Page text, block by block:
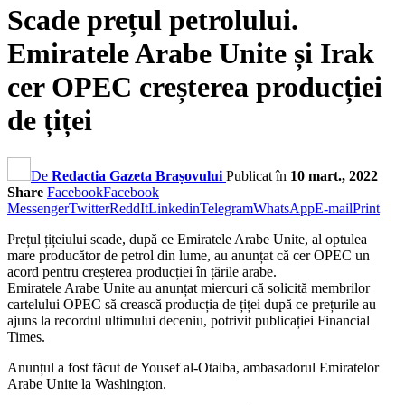
Scade prețul petrolului.
Emiratele Arabe Unite și Irak
cer OPEC creșterea producției
de țiței
De Redactia Gazeta Brașovului Publicat în 10 mart., 2022
Share FacebookFacebook
MessengerTwitterReddItLinkedinTelegramWhatsAppE-mailPrint
Prețul țițeiului scade, după ce Emiratele Arabe Unite, al optulea
mare producător de petrol din lume, au anunțat că cer OPEC un
acord pentru creșterea producției în țările arabe.
Emiratele Arabe Unite au anunțat miercuri că solicită membrilor
cartelului OPEC să crească producția de țiței după ce prețurile au
ajuns la recordul ultimului deceniu, potrivit publicației Financial
Times.
Anunțul a fost făcut de Yousef al-Otaiba, ambasadorul Emiratelor
Arabe Unite la Washington.